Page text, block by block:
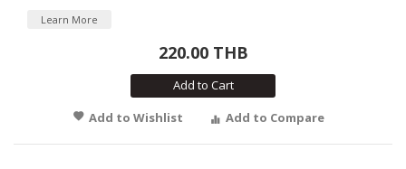
Learn More
220.00 THB
Add to Cart
Add to Wishlist
Add to Compare